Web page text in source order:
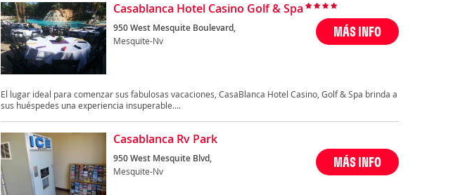
Casablanca Hotel Casino Golf & Spa
950 West Mesquite Boulevard,
Mesquite-Nv
MÁS INFO
El lugar ideal para comenzar sus fabulosas vacaciones, CasaBlanca Hotel Casino, Golf & Spa brinda a
sus huéspedes una experiencia insuperable....
Casablanca Rv Park
950 West Mesquite Blvd,
Mesquite-Nv
MÁS INFO